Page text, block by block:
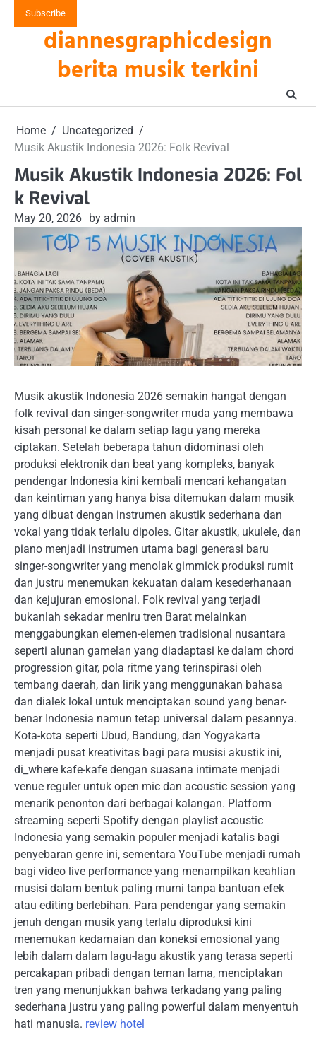
Subscribe
diannesgraphicdesign
berita musik terkini
Home
Uncategorized
Musik Akustik Indonesia 2026: Folk Revival
Musik Akustik Indonesia 2026: Fol
k Revival
May 20, 2026 by admin
Musik akustik Indonesia 2026 semakin hangat dengan
folk revival dan singer-songwriter muda yang membawa
kisah personal ke dalam setiap lagu yang mereka
ciptakan. Setelah beberapa tahun didominasi oleh
produksi elektronik dan beat yang kompleks, banyak
pendengar Indonesia kini kembali mencari kehangatan
dan keintiman yang hanya bisa ditemukan dalam musik
yang dibuat dengan instrumen akustik sederhana dan
vokal yang tidak terlalu dipoles. Gitar akustik, ukulele, dan
piano menjadi instrumen utama bagi generasi baru
singer-songwriter yang menolak gimmick produksi rumit
dan justru menemukan kekuatan dalam kesederhanaan
dan kejujuran emosional. Folk revival yang terjadi
bukanlah sekadar meniru tren Barat melainkan
menggabungkan elemen-elemen tradisional nusantara
seperti alunan gamelan yang diadaptasi ke dalam chord
progression gitar, pola ritme yang terinspirasi oleh
tembang daerah, dan lirik yang menggunakan bahasa
dan dialek lokal untuk menciptakan sound yang benar-
benar Indonesia namun tetap universal dalam pesannya.
Kota-kota seperti Ubud, Bandung, dan Yogyakarta
menjadi pusat kreativitas bagi para musisi akustik ini,
di_where kafe-kafe dengan suasana intimate menjadi
venue reguler untuk open mic dan acoustic session yang
menarik penonton dari berbagai kalangan. Platform
streaming seperti Spotify dengan playlist acoustic
Indonesia yang semakin populer menjadi katalis bagi
penyebaran genre ini, sementara YouTube menjadi rumah
bagi video live performance yang menampilkan keahlian
musisi dalam bentuk paling murni tanpa bantuan efek
atau editing berlebihan. Para pendengar yang semakin
jenuh dengan musik yang terlalu diproduksi kini
menemukan kedamaian dan koneksi emosional yang
lebih dalam dalam lagu-lagu akustik yang terasa seperti
percakapan pribadi dengan teman lama, menciptakan
tren yang menunjukkan bahwa terkadang yang paling
sederhana justru yang paling powerful dalam menyentuh
hati manusia. review hotel